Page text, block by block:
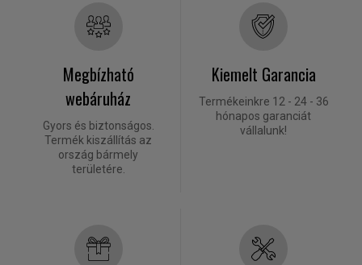
Megbízható
webáruház
Gyors és biztonságos.
Termék kiszállítás az
ország bármely
területére.
Kiemelt Garancia
Termékeinkre 12 - 24 - 36
hónapos garanciát
vállalunk!